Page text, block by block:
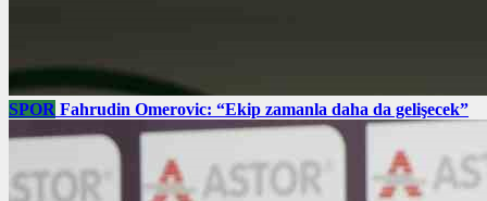
SPOR Fahrudin Omerovic: “Ekip zamanla daha da gelişecek”